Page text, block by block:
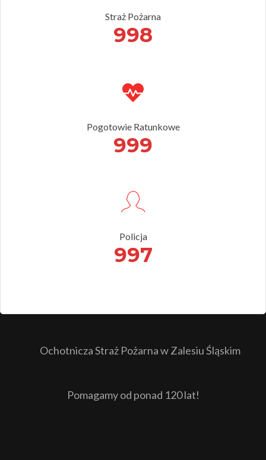
Straż Pożarna
998
Pogotowie Ratunkowe
999
Policja
997
Ochotnicza Straż Pożarna w Zalesiu Śląskim
Pomagamy od ponad 120 lat!